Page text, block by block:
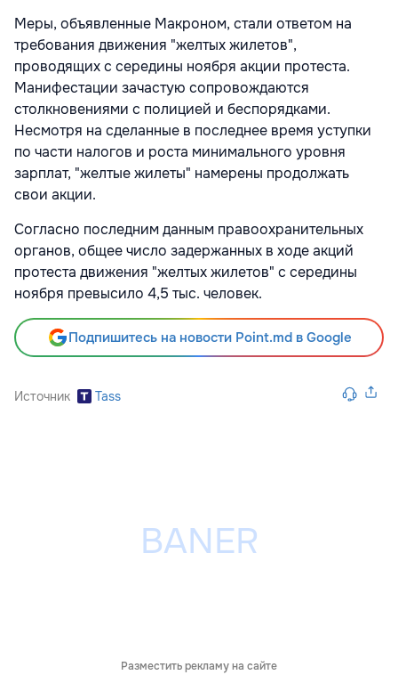
Меры, объявленные Макроном, стали ответом на
требования движения "желтых жилетов",
проводящих с середины ноября акции протеста.
Манифестации зачастую сопровождаются
столкновениями с полицией и беспорядками.
Несмотря на сделанные в последнее время уступки
по части налогов и роста минимального уровня
зарплат, "желтые жилеты" намерены продолжать
свои акции.
Согласно последним данным правоохранительных
органов, общее число задержанных в ходе акций
протеста движения "желтых жилетов" с середины
ноября превысило 4,5 тыс. человек.
Подпишитесь на новости Point.md в Google
Источник Tass
Разместить рекламу на сайте